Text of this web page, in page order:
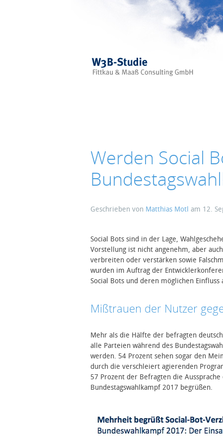
Werden Social
Geschrieben von Matthias Motl am 12.
Social Bots sind in der Lage,
Vorstellung ist nicht angenehm, aber
verbreiten oder verstärken sowie
wurden im Auftrag der
Social Bots und deren möglichen
Mißtrauen der Nutzer
Mehr als die Hälfte der befragten
alle Parteien während des
werden. 54 Prozent sehen sogar den
durch die verschleiert agierenden
57 Prozent der Befragten die
Bundestagswahlkampf 2017 begrüßen.